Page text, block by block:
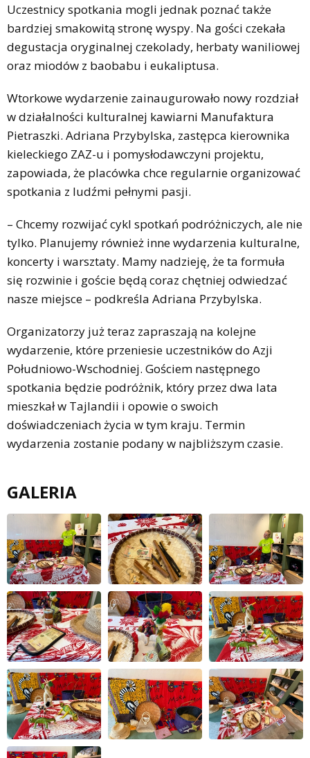
Uczestnicy spotkania mogli jednak poznać także
bardziej smakowitą stronę wyspy. Na gości czekała
degustacja oryginalnej czekolady, herbaty waniliowej
oraz miodów z baobabu i eukaliptusa.
Wtorkowe wydarzenie zainaugurowało nowy rozdział
w działalności kulturalnej kawiarni Manufaktura
Pietraszki. Adriana Przybylska, zastępca kierownika
kieleckiego ZAZ-u i pomysłodawczyni projektu,
zapowiada, że placówka chce regularnie organizować
spotkania z ludźmi pełnymi pasji.
– Chcemy rozwijać cykl spotkań podróżniczych, ale nie
tylko. Planujemy również inne wydarzenia kulturalne,
koncerty i warsztaty. Mamy nadzieję, że ta formuła
się rozwinie i goście będą coraz chętniej odwiedzać
nasze miejsce – podkreśla Adriana Przybylska.
Organizatorzy już teraz zapraszają na kolejne
wydarzenie, które przeniesie uczestników do Azji
Południowo-Wschodniej. Gościem następnego
spotkania będzie podróżnik, który przez dwa lata
mieszkał w Tajlandii i opowie o swoich
doświadczeniach życia w tym kraju. Termin
wydarzenia zostanie podany w najbliższym czasie.
GALERIA